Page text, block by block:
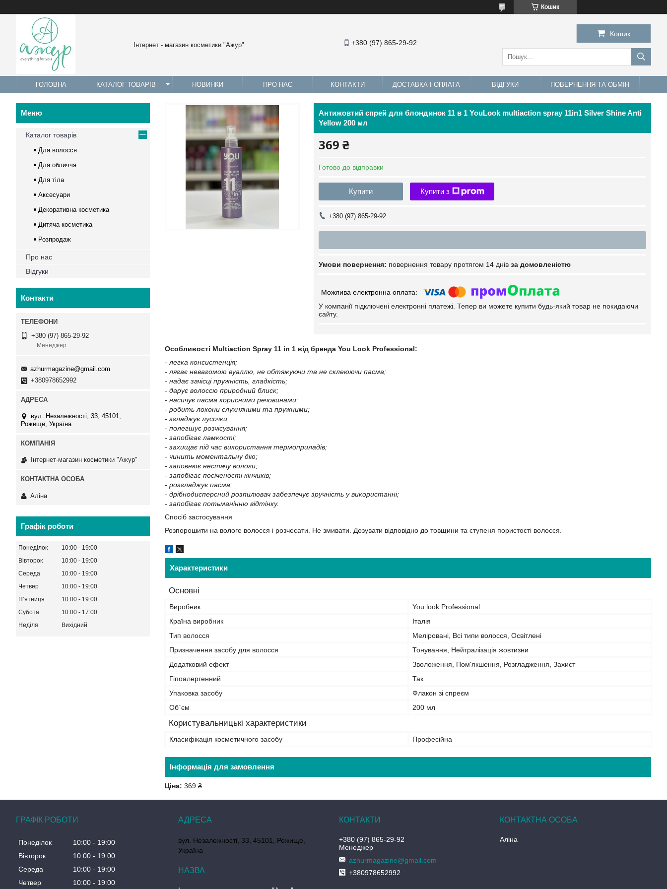
Кошик
Інтернет - магазин косметики "Ажур" +380 (97) 865-29-92
Кошик
ГОЛОВНА КАТАЛОГ ТОВАРІВ НОВИНКИ ПРО НАС КОНТАКТИ ДОСТАВКА І ОПЛАТА ВІДГУКИ ПОВЕРНЕННЯ ТА ОБМІН
Антижовтий спрей для блондинок 11 в 1 YouLook multiaction spray 11in1 Silver Shine Anti
Yellow 200 мл
369 ₴
Готово до відправки
Купити Купити з
+380 (97) 865-29-92
повернення товару протягом 14 днів за домовленістю
У компанії підключені електронні платежі. Тепер ви можете купити будь-який товар не покидаючи
сайту.
Особливості Multiaction Spray 11 in 1 від бренда You Look Professional:
- легка консистенція;
- лягає невагомою вуаллю, не обтяжуючи та не склеюючи пасма;
- надає зачісці пружність, гладкість;
- дарує волоссю природний блиск;
- насичує пасма корисними речовинами;
- робить локони слухняними та пружними;
- згладжує лусочки;
- полегшує розчісування;
- запобігає ламкості;
- захищає під час використання термоприладів;
- чинить моментальну дію;
- заповнює нестачу вологи;
- запобігає посіченості кінчиків;
- розгладжує пасма;
- дрібнодисперсний розпилювач забезпечує зручність у використанні;
- запобігає потьманінню відтінку.
Спосіб застосування
Розпорошити на вологе волосся і розчесати. Не змивати. Дозувати відповідно до товщини та ступеня пористості волосся.
Характеристики
Основні
Виробник
You look Professional
Країна виробник
Італія
Тип волосся
Меліровані, Всі типи волосся, Освітлені
Призначення засобу для волосся
Тонування, Нейтралізація жовтизни
Додатковий ефект
Зволоження, Пом'якшення, Розгладження, Захист
Гіпоалергенний
Так
Упаковка засобу
Флакон зі спреєм
Об`єм
200 мл
Користувальницькі характеристики
Класифікація косметичного засобу Професійна
Інформація для замовлення
Ціна: 369 ₴
Каталог товарів
Для волосся
Для обличчя
Для тіла
Аксесуари
Декоративна косметика
Дитяча косметика
Розпродаж
Про нас
Відгуки
Контакти
+380 (97) 865-29-92
Менеджер
azhurmagazine@gmail.com
+380978652992
вул. Незалежності, 33, 45101,
Рожище, Україна
Інтернет-магазин косметики "Ажур"
Аліна
Графік роботи
Понеділок 10:00
19:00
Вівторок
10:00
19:00
Середа
10:00
19:00
Четвер
10:00
19:00
Пʼятниця
10:00
19:00
Субота
10:00
17:00
Неділя
Вихідний
ГРАФІК РОБОТИ
Понеділок 10:00
19:00
Вівторок
10:00
19:00
Середа
10:00
19:00
Четвер
10:00 19:00
вул. Незалежності, 33, 45101, Рожище,
Україна
+380 (97) 865-29-92
Менеджер
azhurmagazine@gmail.com
+380978652992
Аліна